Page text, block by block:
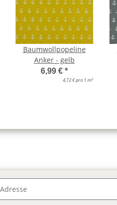
Baumwollpopeline
Anker - gelb
6,99 €*
4,72 € pro 1 m2